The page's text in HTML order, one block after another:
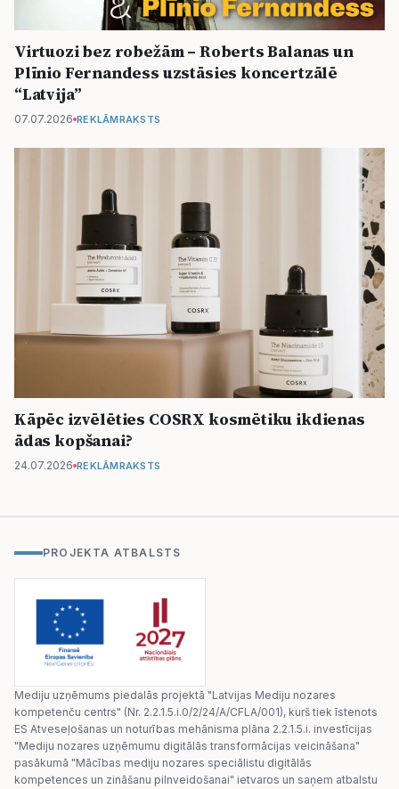
Virtuozi bez robežām – Roberts Balanas un
Plīnio Fernandess uzstāsies koncertzālē
“Latvija”
07.07.2026 REKLĀMRAKSTS
Kāpēc izvēlēties COSRX kosmētiku ikdienas
ādas kopšanai?
24.07.2026 REKLĀMRAKSTS
PROJEKTA ATBALSTS
Mediju uzņēmums piedalās projektā "Latvijas Mediju nozares
kompetenču centrs" (Nr. 2.2.1.5.i.0/2/24/A/CFLA/001), kurš tiek īstenots
ES Atveseļošanas un noturības mehānisma plāna 2.2.1.5.i. investīcijas
"Mediju nozares uzņēmumu digitālās transformācijas veicināšana"
pasākumā "Mācības mediju nozares speciālistu digitālās
kompetences un zināšanu pilnveidošanai" ietvaros un saņem atbalstu